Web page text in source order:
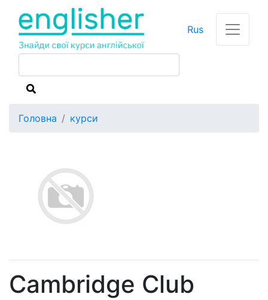
Rus
Головна курси
Cambridge Club